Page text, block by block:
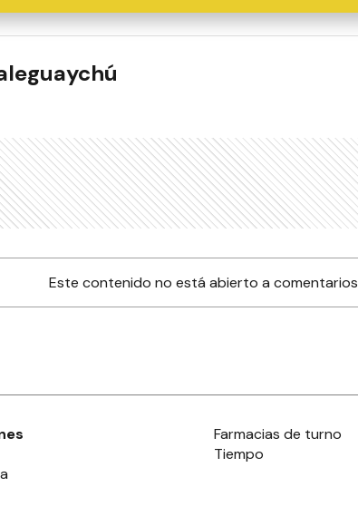
Este contenido no está abierto a comentarios
Farmacias de turno
Tiempo